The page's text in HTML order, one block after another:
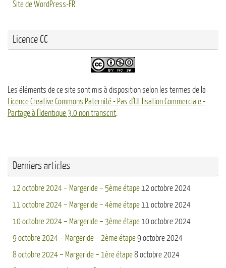
Site de WordPress-FR
Licence CC
Les éléments de ce site sont mis à disposition selon les termes de la
Licence Creative Commons Paternité - Pas d'Utilisation Commerciale -
Partage à l'Identique 3.0 non transcrit
Derniers articles
12 octobre 2024 – Margeride – 5ème étape 12 octobre 2024
11 octobre 2024 – Margeride – 4ème étape 11 octobre 2024
10 octobre 2024 – Margeride – 3ème étape 10 octobre 2024
9 octobre 2024 – Margeride – 2ème étape9 octobre 2024
8 octobre 2024 – Margeride – 1ère étape8 octobre 2024